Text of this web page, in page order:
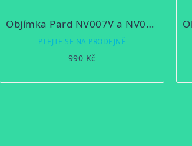
Objímka Pard NV007V a NV007A 48mm
PTEJTE SE NA PRODEJNĚ
990 Kč